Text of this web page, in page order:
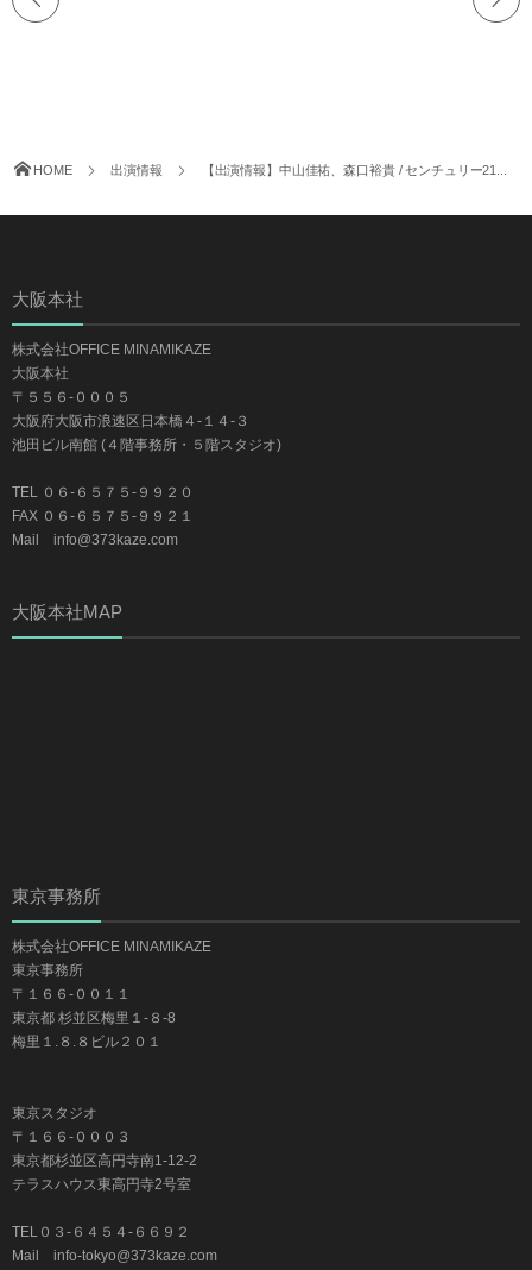
HOME 出演情報 【出演情報】中山佳祐、森口裕貴 / センチュリー21...
大阪本社
株式会社OFFICE MINAMIKAZE
大阪本社
〒５５６-０００５
大阪府大阪市浪速区日本橋４-１４-３
池田ビル南館 (４階事務所・５階スタジオ)
TEL ０６-６５７５-９９２０
FAX ０６-６５７５-９９２１
Mail info@373kaze.com
大阪本社MAP
東京事務所
株式会社OFFICE MINAMIKAZE
東京事務所
〒１６６-００１１
東京都 杉並区梅里１-８-8
梅里１.８.８ビル２０１
東京スタジオ
〒１６６-０００３
東京都杉並区高円寺南1-12-2
テラスハウス東高円寺2号室
TEL０３-６４５４-６６９２
Mail info-tokyo@373kaze.com